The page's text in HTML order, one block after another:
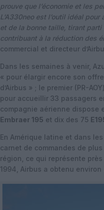
prouve que l’économie et les
L’A330neo est l’outil idéal
et de la bonne taille, tirant
contribuant à la réduction des
commercial et directeur
Dans les semaines à venir,
« pour élargir encore son
d’Airbus » ; le premier (PR-
pour accueillir 33 passagers
compagnie aérienne dispose
Embraer 195 et dix des 75
En Amérique latine et dans
carnet de commandes de
région, ce qui représente
1994, Airbus a obtenu